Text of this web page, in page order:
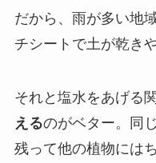
だから、雨が多い地
チシートで土が乾き
それと塩水をあげる関
えるのがベター。同
残って他の植物には